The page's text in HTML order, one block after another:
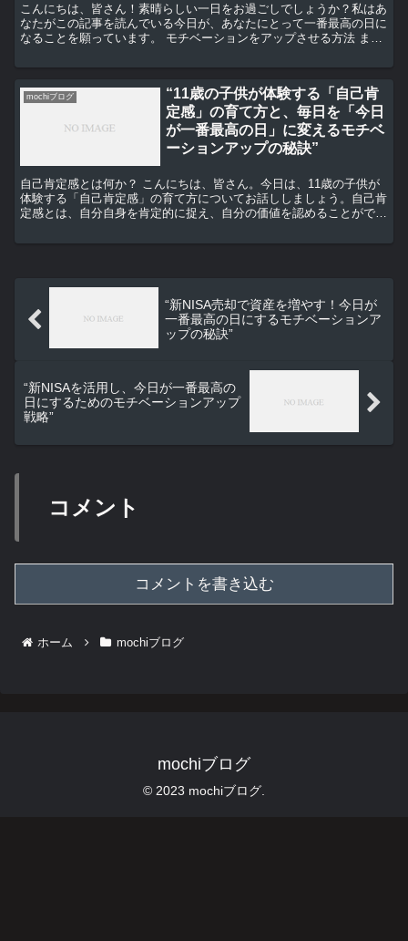
こんにちは、皆さん！素晴らしい一日をお過ごしでしょうか？私はあ
なたがこの記事を読んでいる今日が、あなたにとって一番最高の日に
なることを願っています。 モチベーションをアップさせる方法 まず
mochiブログ
“11歳の子供が体験する「自己肯
定感」の育て方と、毎日を「今日
が一番最高の日」に変えるモチベ
ーションアップの秘訣”
自己肯定感とは何か？ こんにちは、皆さん。今日は、11歳の子供が
体験する「自己肯定感」の育て方についてお話ししましょう。自己肯
定感とは、自分自身を肯定的に捉え、自分の価値を認めることができ
“新NISA売却で資産を増やす！今日が
一番最高の日にするモチベーションア
ップの秘訣”
“新NISAを活用し、今日が一番最高の
日にするためのモチベーションアップ
戦略”
コメント
コメントを書き込む
ホーム mochiブログ
mochiブログ
© 2023 mochiブログ.